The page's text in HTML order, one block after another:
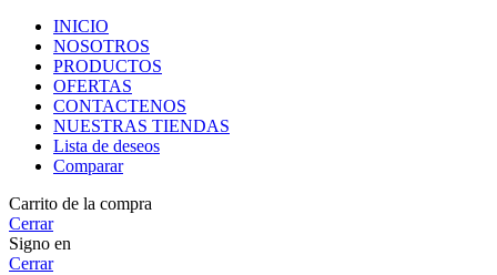
INICIO
NOSOTROS
PRODUCTOS
OFERTAS
CONTACTENOS
NUESTRAS TIENDAS
Lista de deseos
Comparar
Carrito de la compra
Cerrar
Signo en
Cerrar